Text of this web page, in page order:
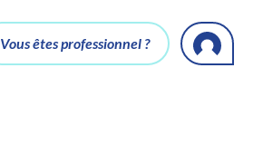
Vous êtes professionnel ?